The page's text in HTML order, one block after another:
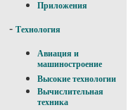
Приложения
- Технология
Авиация и
машиностроение
Высокие технологии
Вычислительная
техника